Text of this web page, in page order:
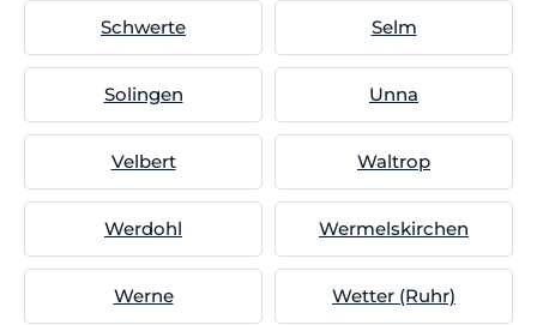
Schwerte Selm
Solingen Unna
Velbert Waltrop
Werdohl Wermelskirchen
Werne Wetter (Ruhr)